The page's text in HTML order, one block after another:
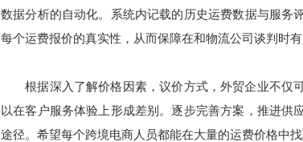
数据分析的自动化。系统内记载的历史运费数据与服务
每个运费报价的真实性，从而保障在和物流公司谈判时有
根据深入了解价格因素，议价方式，外贸企业不仅
以在客户服务体验上形成差别。逐步完善方案，推进供
途径。希望每个跨境电商人员都能在大量的运费价格中